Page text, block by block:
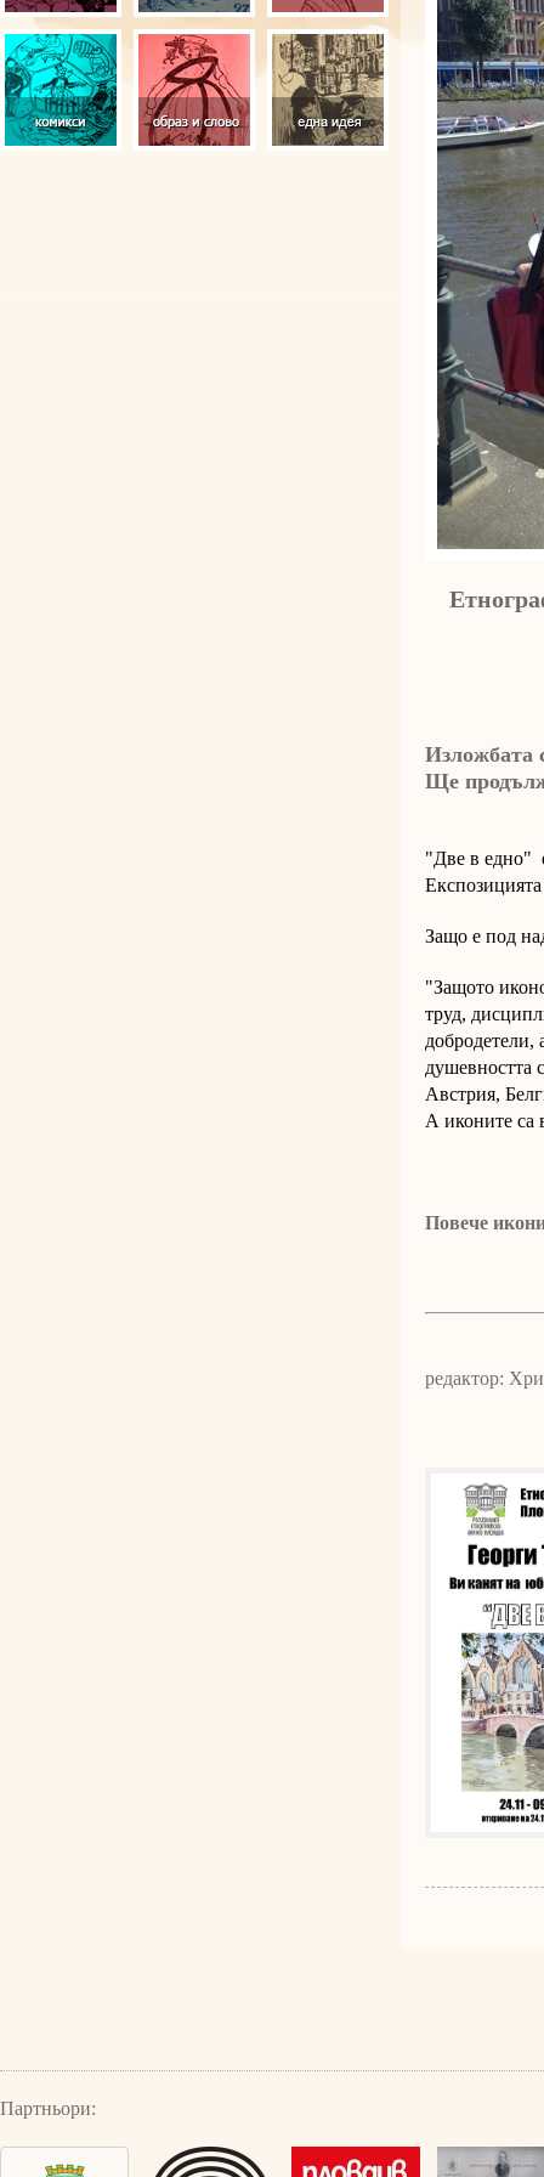
Изложбата
Ще
"Две в едно"
Защо е под
"Защото
труд,
добродетели,
душевността
Австрия,
А иконите са
Повече
редактор:
Партньори: